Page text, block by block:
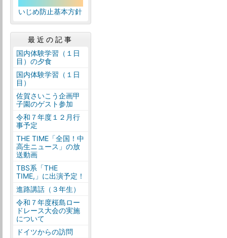
いじめ防止基本方針
最近の記事
国内体験学習（１日
目）の夕食
国内体験学習（１日
目）
佐賀さいこう企画甲
子園のゲスト参加
令和７年度１２月行
事予定
THE TIME「全国！中
高生ニュース」の放
送動画
TBS系「THE
TIME,」に出演予定！
進路講話（３年生）
令和７年度桜島ロー
ドレース大会の実施
について
ドイツからの訪問